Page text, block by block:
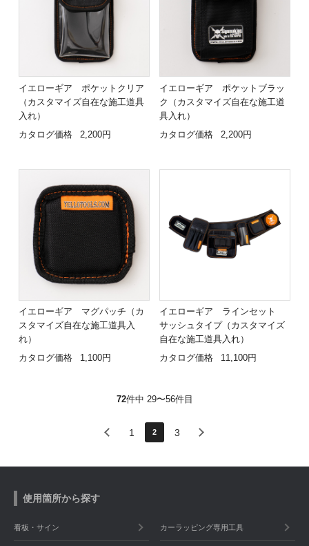
イエローギア ポケットクリア
（カスタマイズ自在な施工道具
入れ）
カタログ価格
2,200円
イエローギア ポケットブラッ
ク（カスタマイズ自在な施工道
具入れ）
カタログ価格
2,200円
イエローギア マグパッチ（カ
スタマイズ自在な施工道具入
れ）
カタログ価格
1,100円
イエローギア ラインセット
サッシュタイプ（カスタマイズ
自在な施工道具入れ）
カタログ価格
11,100円
72件中 29〜56件目
1 2 3
使用箇所から探す
看板・サイン カーラッピング専用工具